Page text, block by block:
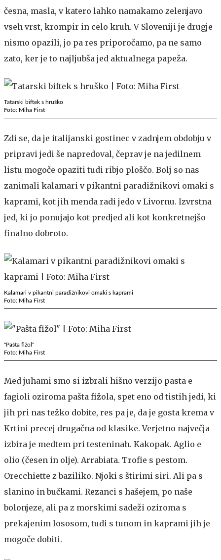
česna, masla, v katero lahko namakamo zelenjavo
vseh vrst, krompir in celo kruh. V Sloveniji je drugje
nismo opazili, jo pa res priporočamo, pa ne samo
zato, ker je to najljubša jed aktualnega papeža.
Tatarski biftek s hruško
Foto: Miha First
Zdi se, da je italijanski gostinec v zadnjem obdobju v
pripravi jedi še napredoval, čeprav je na jedilnem
listu mogoče opaziti tudi ribjo ploščo. Bolj so nas
zanimali kalamari v pikantni paradižnikovi omaki s
kaprami, kot jih menda radi jedo v Livornu. Izvrstna
jed, ki jo ponujajo kot predjed ali kot konkretnejšo
finalno dobroto.
Kalamari v pikantni paradižnikovi omaki s kaprami
Foto: Miha First
"Pašta fižol"
Foto: Miha First
Med juhami smo si izbrali hišno verzijo pasta e
fagioli oziroma pašta fižola, spet eno od tistih jedi, ki
jih pri nas težko dobite, res pa je, da je gosta krema v
Krtini precej drugačna od klasike. Verjetno največja
izbira je medtem pri testeninah. Kakopak. Aglio e
olio (česen in olje). Arrabiata. Trofie s pestom.
Orecchiette z baziliko. Njoki s štirimi siri. Ali pa s
slanino in bučkami. Rezanci s hašejem, po naše
bolonjeze, ali pa z morskimi sadeži oziroma s
prekajenim lososom, tudi s tunom in kaprami jih je
mogoče dobiti.